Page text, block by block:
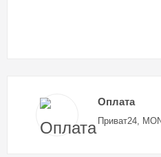
Оплата
Приват24,